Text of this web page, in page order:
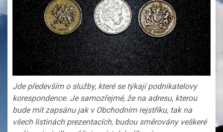
Jde především o služby, které se týkají podnikatelovy
korespondence. Je samozřejmé, že na adresu, kterou
bude mít zapsánu jak v Obchodním rejstříku, tak na
všech listinách prezentacích, budou směrovány veškeré